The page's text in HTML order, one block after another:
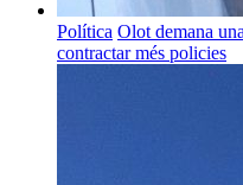
Política Olot demana
contractar més policies